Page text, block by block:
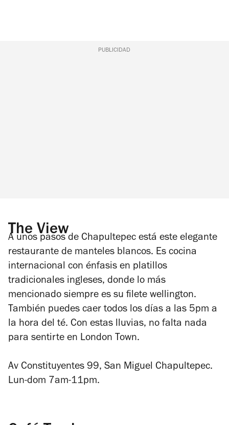
PUBLICIDAD
The View
A unos pasos de Chapultepec está este elegante
restaurante de manteles blancos. Es cocina
internacional con énfasis en platillos
tradicionales ingleses, donde lo más
mencionado siempre es su filete wellington.
También puedes caer todos los días a las 5pm a
la hora del té. Con estas lluvias, no falta nada
para sentirte en London Town.
Av Constituyentes 99, San Miguel Chapultepec.
Lun-dom 7am-11pm.